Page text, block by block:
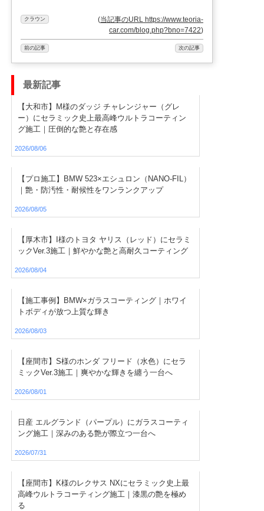
クラウン (当記事のURL https://www.teoria-
car.com/blog.php?bno=7422)
前の記事 次の記事
最新記事
【大和市】M様のダッジ チャレンジャー（グレ
ー）にセラミック史上最高峰ウルトラコーティン
グ施工｜圧倒的な艶と存在感
2026/08/06
【プロ施工】BMW 523×エシュロン（NANO-FIL）
｜艶・防汚性・耐候性をワンランクアップ
2026/08/05
【厚木市】I様のトヨタ ヤリス（レッド）にセラミ
ックVer.3施工｜鮮やかな艶と高耐久コーティング
2026/08/04
【施工事例】BMW×ガラスコーティング｜ホワイ
トボディが放つ上質な輝き
2026/08/03
【座間市】S様のホンダ フリード（水色）にセラ
ミックVer.3施工｜爽やかな輝きを纏う一台へ
2026/08/01
日産 エルグランド（パープル）にガラスコーティ
ング施工｜深みのある艶が際立つ一台へ
2026/07/31
【座間市】K様のレクサス NXにセラミック史上最
高峰ウルトラコーティング施工｜漆黒の艶を極め
る